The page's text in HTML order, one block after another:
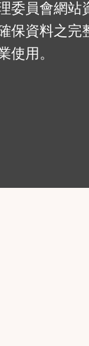
委員會網站
保資料之完
使用。